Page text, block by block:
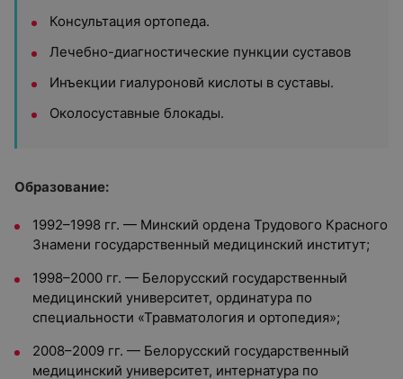
Консультация ортопеда.
Лечебно-диагностические пункции суставов
Инъекции гиалуроновй кислоты в суставы.
Околосуставные блокады.
Образование:
1992–1998 гг. — Минский ордена Трудового Красного
Знамени государственный медицинский институт;
1998–2000 гг. — Белорусский государственный
медицинский университет, ординатура по
специальности «Травматология и ортопедия»;
2008–2009 гг. — Белорусский государственный
медицинский университет, интернатура по